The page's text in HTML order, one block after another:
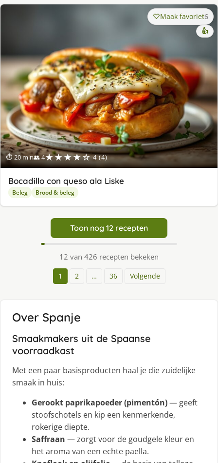
⏱ 20 min👥 4★★★★☆ 4 (4)
Maak favoriet6
👍
Bocadillo con queso ala Liske
Beleg Brood & beleg
Toon nog 12 recepten
12 van 426 recepten bekeken
1 2 … 36 Volgende
Over Spanje
Smaakmakers uit de Spaanse
voorraadkast
Met een paar basisproducten haal je die zuidelijke
smaak in huis:
Gerookt paprikapoeder (pimentón)— geeft
stoofschotels en kip een kenmerkende,
rokerige diepte.
Saffraan — zorgt voor de goudgele kleur en
het aroma van een echte paella.